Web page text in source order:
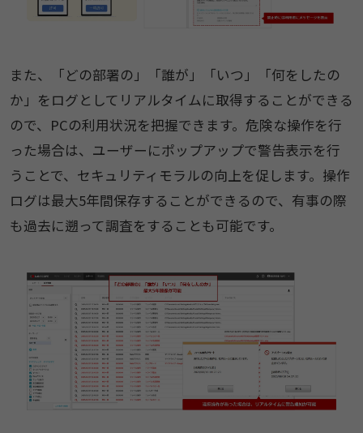
また、「どの部署の」「誰が」「いつ」「何をしたの
か」をログとしてリアルタイムに取得することができる
ので、PCの利用状況を把握できます。危険な操作を行
った場合は、ユーザーにポップアップで警告表示を行
うことで、セキュリティモラルの向上を促します。操作
ログは最大5年間保存することができるので、有事の際
も過去に遡って調査をすることも可能です。